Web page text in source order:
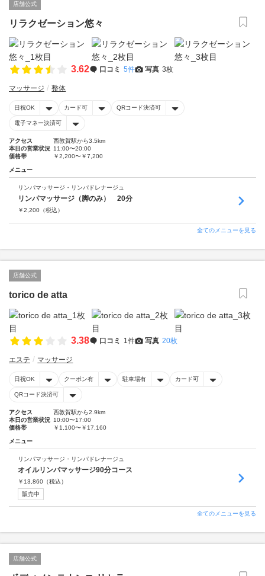
店舗公式
リラクゼーション悠々
3.62 口コミ 5件 写真 3枚
マッサージ 整体
日祝OK カード可 QRコード決済可
電子マネー決済可
アクセス
西敦賀駅から3.5km
本日の営業状況 11:00〜20:00
価格帯
￥2,200〜￥7,200
メニュー
リンパマッサージ・リンパドレナージュ
リンパマッサージ（脚のみ） 20分
￥2,200 （税込）
全てのメニューを見る
店舗公式
torico de atta
3.38 口コミ 1件 写真 20枚
エステ マッサージ
日祝OK クーポン有 駐車場有 カード可
QRコード決済可
アクセス
西敦賀駅から2.9km
本日の営業状況 10:00〜17:00
価格帯
￥1,100〜￥17,160
メニュー
リンパマッサージ・リンパドレナージュ
オイルリンパマッサージ90分コース
￥ 13,860 （税込）
販売中
全てのメニューを見る
店舗公式